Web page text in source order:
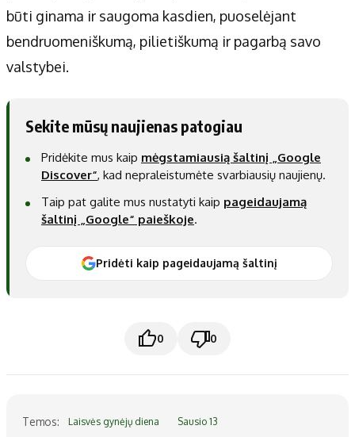
būti ginama ir saugoma kasdien, puoselėjant
bendruomeniškumą, pilietiškumą ir pagarbą savo
valstybei.
Sekite mūsų naujienas patogiau
Pridėkite mus kaip mėgstamiausią šaltinį „Google
Discover“, kad nepraleistumėte svarbiausių naujienų.
Taip pat galite mus nustatyti kaip pageidaujamą
šaltinį „Google“ paieškoje.
Pridėti kaip pageidaujamą šaltinį
0 0
Temos: Laisvės gynėjų diena Sausio 13